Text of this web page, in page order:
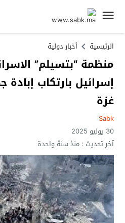
الرئيسية أخبار دولية
منظمة “بتسيلم”
إسرائيل بارتكاب
غزة
Sabk
30 يوليو 2025
آخر تحديث :منذ سنة واحدة